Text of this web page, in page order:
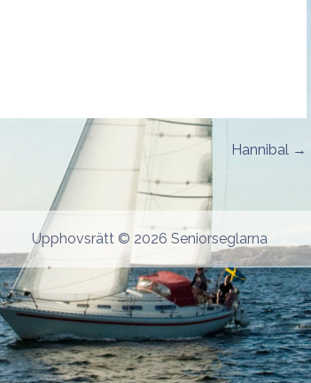
Hannibal →
Upphovsrätt © 2026 Seniorseglarna